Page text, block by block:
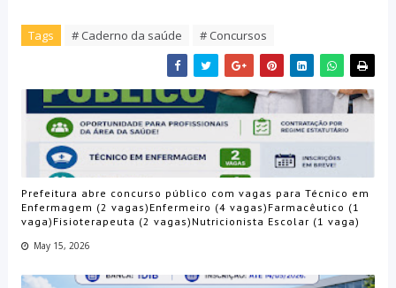
Tags # Caderno da saúde # Concursos
Prefeitura abre concurso público com vagas para Técnico em
Enfermagem (2 vagas)Enfermeiro (4 vagas)Farmacêutico (1
vaga)Fisioterapeuta (2 vagas)Nutricionista Escolar (1 vaga)
May 15, 2026